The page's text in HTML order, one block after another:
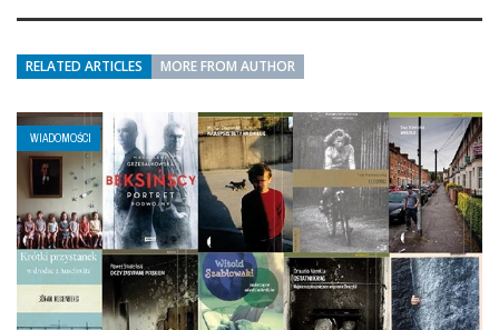
RELATED ARTICLES MORE FROM AUTHOR
WIADOMOŚCI